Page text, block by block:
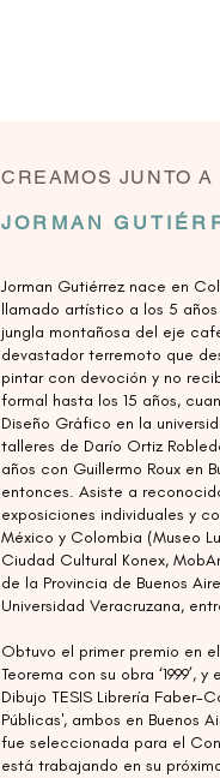
CREAMOS JUNTO A
JORMAN
Jorman Gutiérrez nace en
llamado artístico a los 5
jungla montañosa del eje
devastador terremoto que
pintar con devoción y no
formal hasta los 15 años,
Diseño Gráfico en la
talleres de Darío Ortiz
años con Guillermo Roux en
entonces. Asiste a
exposiciones individuales y
México y Colombia (Museo
Ciudad Cultural Konex,
de la Provincia de Buenos
Universidad Veracruzana,
Obtuvo el primer premio en
Teorema con su obra ‘1999’,
Dibujo TESIS Librería Faber-
Públicas', ambos en Buenos
fue seleccionada para el
está trabajando en su